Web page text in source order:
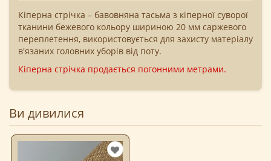
Кіперна стрічка – бавовняна тасьма з кіперної суворої
тканини бежевого кольору шириною 20 мм саржевого
переплетення, використовується для захисту матеріалу
в'язаних головних уборів від поту.
Кіперна стрічка продається погонними метрами.
Ви дивилися